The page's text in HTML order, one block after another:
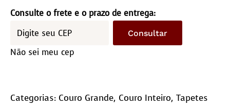
Comp/2,20M
(medida
aproximada)
Consulte o frete e o prazo de entrega:
Consultar
Não sei meu cep
Categorias: Couro Grande, Couro Inteiro, Tapetes